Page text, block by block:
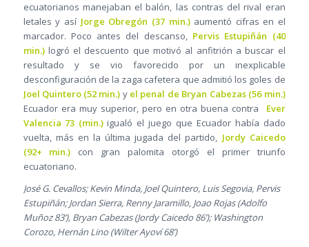
ecuatorianos manejaban el balón, las contras del rival eran
letales y así Jorge Obregón (37 min.)aumentó cifras en el
marcador. Poco antes del descanso,Pervis Estupiñán (40
min.)logró el descuento que motivó al anfitrión a buscar el
resultado y se vio favorecido por un inexplicable
desconfiguración de la zaga cafetera que admitió los goles de
Joel Quintero (52 min.) yel penal de Bryan Cabezas (56 min.)
Ecuador era muy superior, pero en otra buena contra Ever
Valencia 73 (min.)igualó el juego que Ecuador había dado
vuelta, más en la última jugada del partido, Jordy Caicedo
(92+ min.)con gran palomita otorgó el primer triunfo
ecuatoriano.
José G. Cevallos; Kevin Minda, Joel Quintero, Luis Segovia, Pervis
Estupiñán; Jordan Sierra, Renny Jaramillo, Joao Rojas (Adolfo
Muñoz 83’), Bryan Cabezas (Jordy Caicedo 86’); Washington
Corozo, Hernán Lino (Wilter Ayoví 68’)